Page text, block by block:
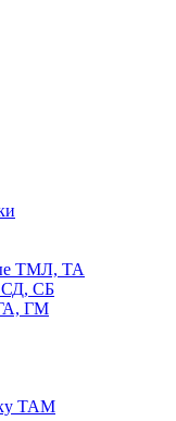
ТМЛ, ТА
СД, СБ
ГА, ГМ
ТАМ